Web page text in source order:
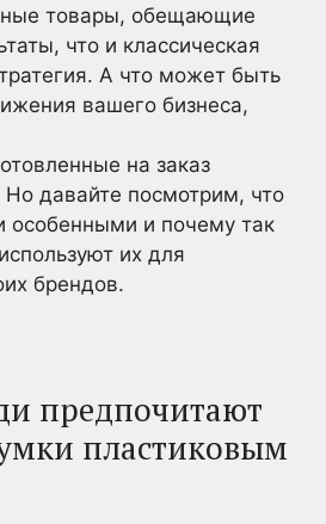
товары, обещающие
что и классическая
А что может быть
вашего бизнеса,
на заказ
Но давайте посмотрим, что
особенными и почему так
их для
брендов.
предпочитают
пластиковым